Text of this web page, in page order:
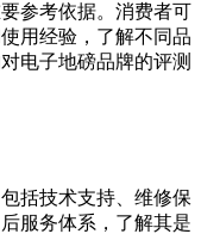
参考依据。消费者可
用经验，了解不同品
电子地磅品牌的评测
括技术支持、维修保
服务体系，了解其是